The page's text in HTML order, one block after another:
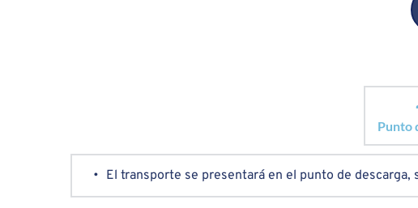
Punto
El transporte se presentará en el punto de descarga,